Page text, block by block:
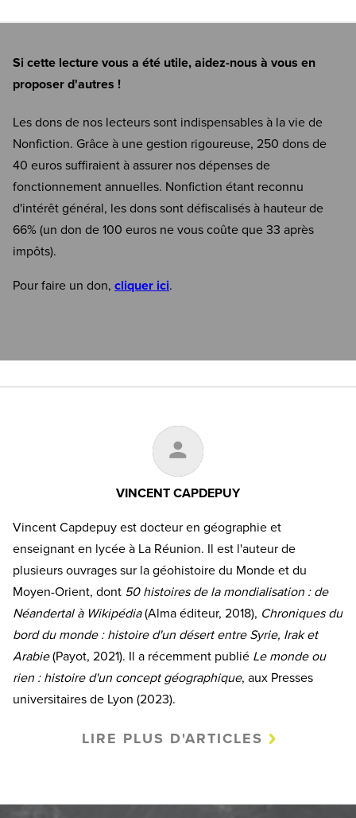
Si cette lecture vous a été utile, aidez-nous à vous en
proposer d'autres !
Les dons de nos lecteurs sont indispensables à la vie de
Nonfiction. Grâce à une gestion rigoureuse, 250 dons de
40 euros suffiraient à assurer nos dépenses de
fonctionnement annuelles. Nonfiction étant reconnu
d'intérêt général, les dons sont défiscalisés à hauteur de
66% (un don de 100 euros ne vous coûte que 33 après
impôts).
Pour faire un don, cliquer ici.
VINCENT CAPDEPUY
Vincent Capdepuy est docteur en géographie et
enseignant en lycée à La Réunion. Il est l'auteur de
plusieurs ouvrages sur la géohistoire du Monde et du
Moyen-Orient, dont 50 histoires de la mondialisation : de
Néandertal à Wikipédia(Alma éditeur, 2018), Chroniques du
bord du monde : histoire d'un désert entre Syrie, Irak et
Arabie(Payot, 2021). Il a récemment publié Le monde ou
rien : histoire d'un concept géographique, aux Presses
universitaires de Lyon (2023).
LIRE PLUS D'ARTICLES